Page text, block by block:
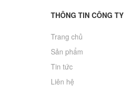
THÔNG TIN CÔNG TY
Trang chủ
Sản phẩm
Tin tức
Liên hệ